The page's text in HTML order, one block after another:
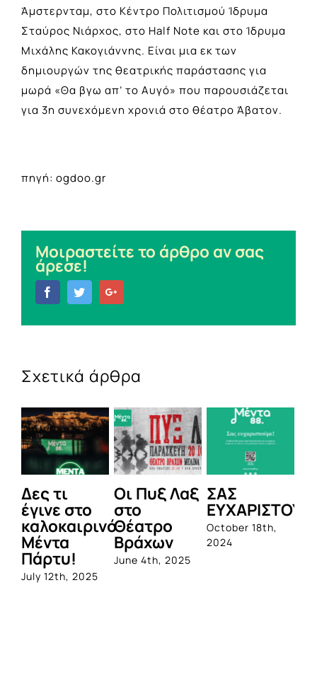
Άμστερνταμ, στο Κέντρο Πολιτισμού Ίδρυμα
Σταύρος Νιάρχος, στο Half Note και στο Ίδρυμα
Μιχάλης Κακογιάννης. Είναι μια εκ των
δημιουργών της θεατρικής παράστασης για
μωρά «Θα βγω απ’ το Αυγό» που παρουσιάζεται
για 3η συνεχόμενη χρονιά στο θέατρο Άβατον.
πηγή: ogdoo.gr
Μοιραστείτε το άρθρο αν σας
άρεσε!
FacebookTwitter
Σχετικά άρθρα
Δες τι
έγινε στο
καλοκαιρινό
Μέντα
Πάρτυ!
July 12th, 2025
Οι Πυξ Λαξ
στο
Θέατρο
Βράχων
June 4th, 2025
ΣΑΣ
October 18th,
2024